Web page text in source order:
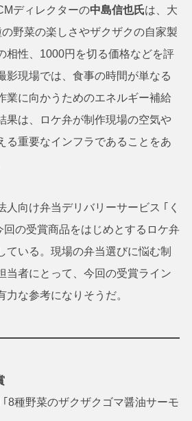
ディレクターの中島信也氏は、大
野菜の楽しさやザクザクの自家製
相性、1000円を切る価格などを評
影現場では、食事の時間が単なる
業に向かうためのエネルギー補給
果は、ロケ弁が制作現場の空気や
る重要なインフラであることをあ
人向け弁当デリバリーサービス ｢く
回の受賞商品をはじめとするロケ弁
ている。現場の弁当選びに悩む制
当者にとって、今回の受賞ライン
な参考になりそうだ。
｢8種野菜のザクザクゴマ醤油サーモ